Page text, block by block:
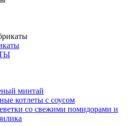
минтай
котлеты с соусом
со свежими помидорами и